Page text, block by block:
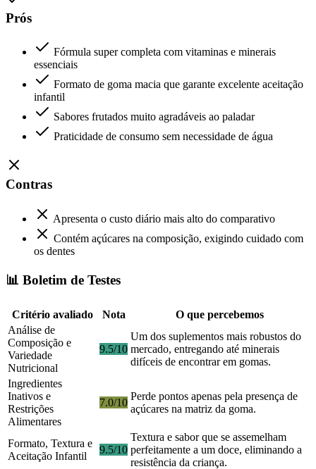
Prós
Fórmula super completa com vitaminas e minerais
essenciais
Formato de goma macia que garante excelente aceitação
infantil
Sabores frutados muito agradáveis ao paladar
Praticidade de consumo sem necessidade de água
Contras
Apresenta o custo diário mais alto do comparativo
Contém açúcares na composição, exigindo cuidado com
os dentes
📊 Boletim de Testes
Critério avaliado Nota
O que percebemos
Análise de
Composição e
Variedade
Nutricional
9.5/10
Um dos suplementos mais robustos do
mercado, entregando até minerais
difíceis de encontrar em gomas.
Ingredientes
Inativos e
Restrições
Alimentares
7.0/10
Perde pontos apenas pela presença de
açúcares na matriz da goma.
Formato, Textura e
Aceitação Infantil
9.5/10
Textura e sabor que se assemelham
perfeitamente a um doce, eliminando a
resistência da criança.